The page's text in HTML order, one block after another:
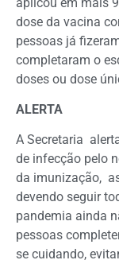
dose da vacina
pessoas já
completaram o
doses ou dose
ALERTA
A Secretaria
de infecção pelo
da imunização,
devendo seguir
pandemia ainda
pessoas
se cuidando,